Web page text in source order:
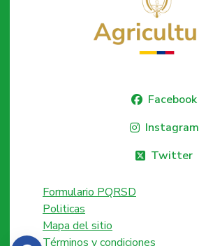
Facebook
Instagram
Twitter
Formulario PQRSD
Politicas
Mapa del sitio
Términos y condiciones